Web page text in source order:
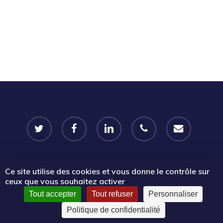
twitter facebook linkedin phone email
© 2026 Portail Emplois associatifs | Le Mouvement associatif
Sud PACA.
Ce site utilise des cookies et vous donne le contrôle sur
ceux que vous souhaitez activer
Tout accepter Tout refuser
Personnaliser
Politique de confidentialité